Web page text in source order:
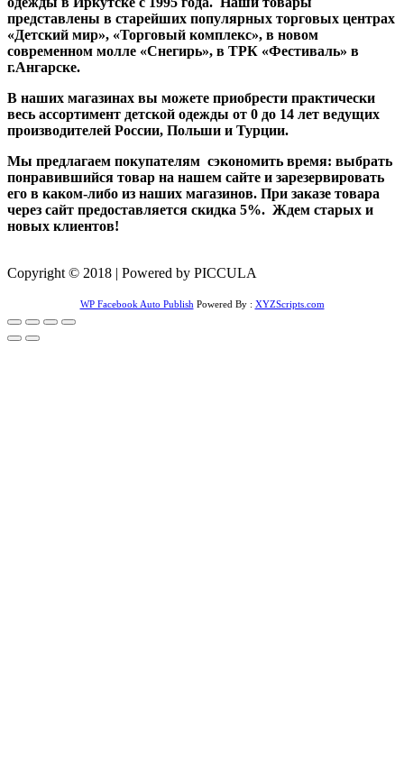
представлены в старейших популярных торговых центрах
«Детский мир», «Торговый комплекс», в новом
современном молле «Снегирь», в ТРК «Фестиваль» в
г.Ангарске.
В наших магазинах вы можете приобрести практически
весь ассортимент детской одежды от 0 до 14 лет ведущих
производителей России, Польши и Турции.
Мы предлагаем покупателям сэкономить время: выбрать
понравившийся товар на нашем сайте и зарезервировать
его в каком-либо из наших магазинов. При заказе товара
через сайт предоставляется скидка 5%. Ждем старых и
новых клиентов!
Copyright © 2018 | Powered by PICCULA
WP Facebook Auto Publish Powered By : XYZScripts.com